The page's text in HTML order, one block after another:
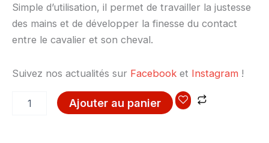
Simple d’utilisation, il permet de travailler la justesse
des mains et de développer la finesse du contact
entre le cavalier et son cheval.
Suivez nos actualités sur Facebook et Instagram !
Ajouter au panier